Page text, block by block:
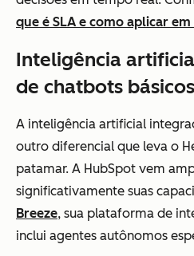
que é SLA e como aplicar
Inteligência
de chatbots básicos
A inteligência artificial
outro diferencial que leva o
patamar. A HubSpot vem
significativamente suas
Breeze, sua plataforma de
inclui agentes autônomos